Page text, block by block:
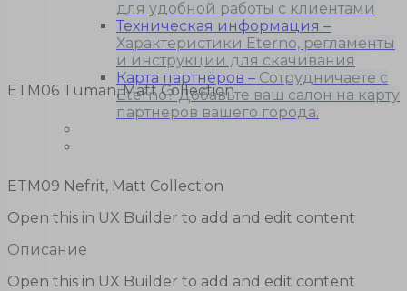
для удобной работы с клиентами
Техническая информация –
Характеристики Eterno, регламенты
и инструкции для скачивания
Карта партнёров – Сотрудничаете с
Eterno? Добавьте ваш салон на карту
партнеров вашего города.
ETM06 Tuman, Matt Collection
ETM09 Nefrit, Matt Collection
Open this in UX Builder to add and edit content
Описание
Open this in UX Builder to add and edit content